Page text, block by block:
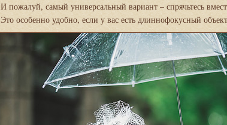
И пожалуй, самый универсальный вариант – спрячьтесь
Это особенно удобно, если у вас есть длиннофокусный